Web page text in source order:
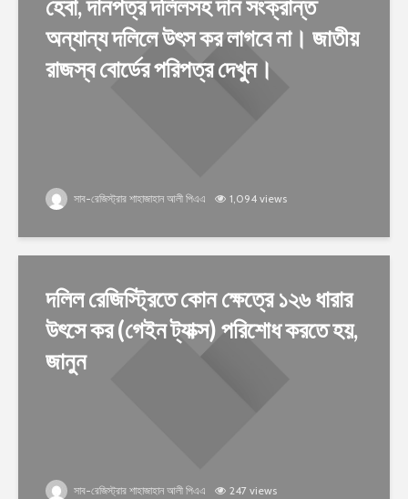
হেবা, দানপত্র দলিলসহ দান সংক্রান্ত
অন্যান্য দলিলে উৎস কর লাগবে না। জাতীয়
রাজস্ব বোর্ডের পরিপত্র দেখুন।
সাব-রেজিস্ট্রার শাহাজাহান আলী পিএএ 1,094 views
দলিল রেজিস্ট্রিতে কোন ক্ষেত্রে ১২৬ ধারার
উৎসে কর (গেইন ট্যাক্স) পরিশোধ করতে হয়,
জানুন
সাব-রেজিস্ট্রার শাহাজাহান আলী পিএএ 247 views